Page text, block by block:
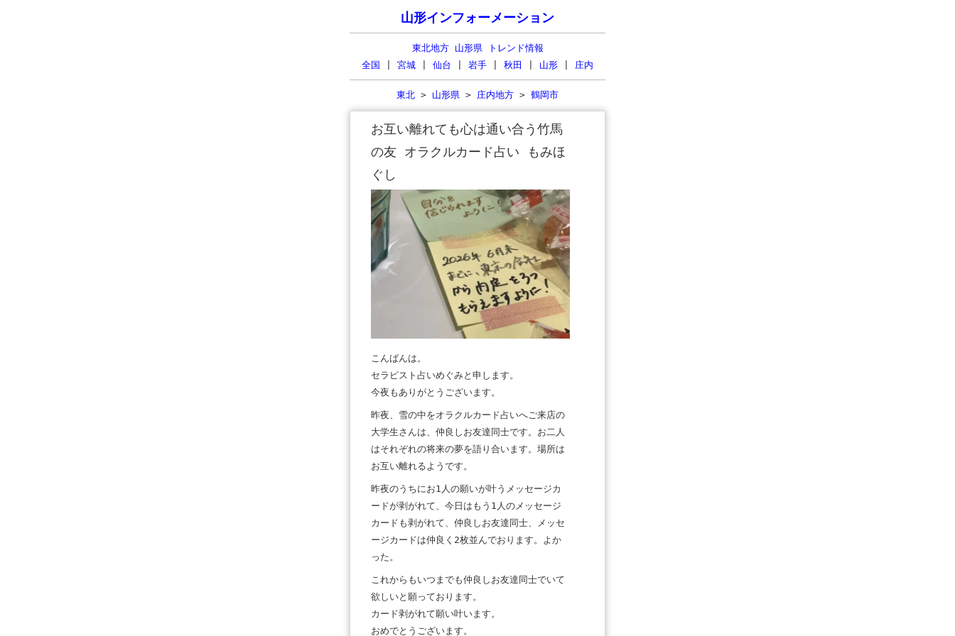
山形インフォーメーション
東北地方 山形県 トレンド情報
全国
宮城 仙台 岩手 秋田 山形 庄内
東北 > 山形県 > 庄内地方 > 鶴岡市
お互い離れても心は通い合う竹馬
の友 オラクルカード占い もみほ
ぐし
こんばんは。
セラピスト占いめぐみと申します。
今夜もありがとうございます。
昨夜、雪の中をオラクルカード占いへご来店の
大学生さんは、仲良しお友達同士です。お二人
はそれぞれの将来の夢を語り合います。場所は
お互い離れるようです。
昨夜のうちにお1人の願いが叶うメッセージカ
ードが剥がれて、今日はもう1人のメッセージ
カードも剥がれて、仲良しお友達同士、メッセ
ージカードは仲良く2枚並んでおります。よか
った。
これからもいつまでも仲良しお友達同士でいて
欲しいと願っております。
カード剥がれて願い叶います。
おめでとうございます。